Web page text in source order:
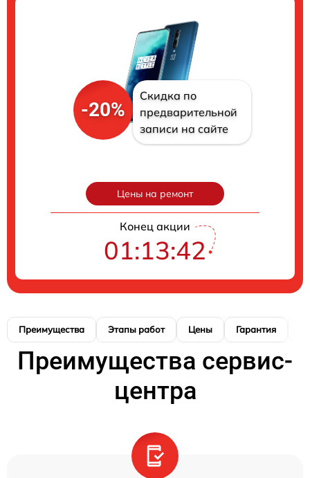
-20%
Скидка по
предварительной
записи на сайте
Цены на ремонт
Конец акции
01:13:41
Преимущества Этапы работ Цены Гарантия
Преимущества сервис-
центра